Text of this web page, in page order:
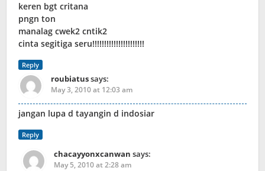
keren bgt critana
pngn ton
manalag cwek2 cntik2
cinta segitiga seru!!!!!!!!!!!!!!!!!!!!!!
Reply
roubiatussays:
May 3, 2010 at 12:03 am
jangan lupa d tayangin d indosiar
Reply
chacayyonxcanwan says:
May 5, 2010 at 2:28 am